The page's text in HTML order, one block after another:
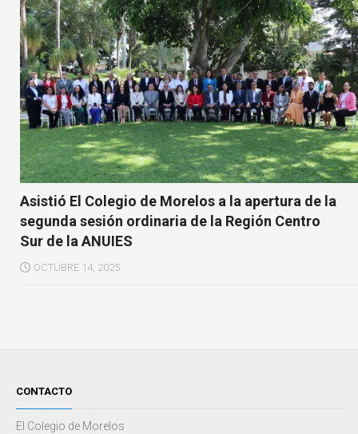
Asistió El Colegio de Morelos a la apertura de la
segunda sesión ordinaria de la Región Centro
Sur de la ANUIES
OCTUBRE 14, 2025
CONTACTO
El Colegio de Morelos